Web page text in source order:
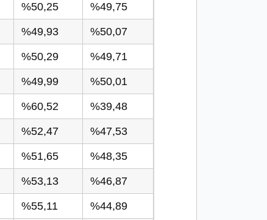
%50,25 %49,75
%49,93 %50,07
%50,29 %49,71
%49,99 %50,01
%60,52 %39,48
%52,47 %47,53
%51,65 %48,35
%53,13 %46,87
%55,11 %44,89